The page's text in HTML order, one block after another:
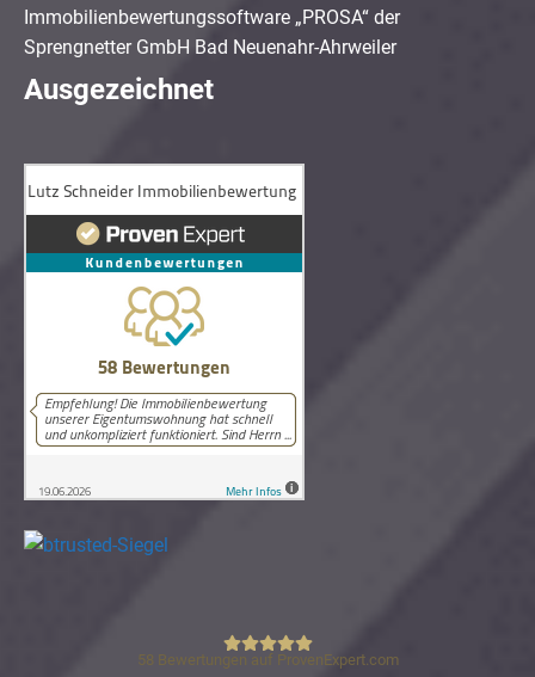
Immobilienbewertungssoftware „PROSA“ der
Sprengnetter GmbH Bad Neuenahr-Ahrweiler
Ausgezeichnet
58 Bewertungen auf ProvenExpert.com